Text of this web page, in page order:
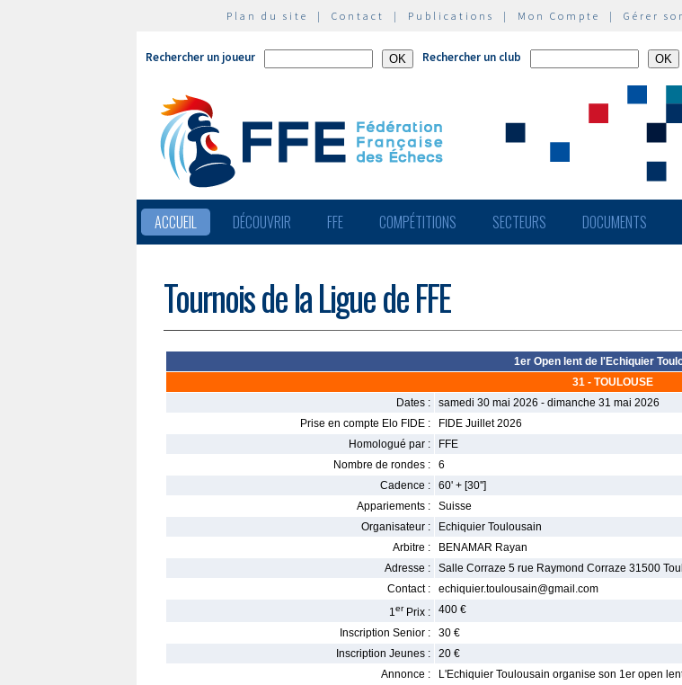
Plan du site | Contact | Publications | Mon Compte | Gérer
Rechercher un joueur Rechercher un club
ACCUEIL DÉCOUVRIR FFE COMPÉTITIONS SECTEURS DOCUMENTS
Tournois de la Ligue de FFE
1er Open lent de l'Echiquier
31 - TOULOUSE
Dates :
samedi 30 mai 2026 - dimanche 31 mai 2026
Prise en compte Elo FIDE :
FIDE Juillet 2026
Homologué par :
FFE
Nombre de rondes :
6
Cadence :
60' + [30'']
Appariements :
Suisse
Organisateur :
Echiquier Toulousain
Arbitre :
BENAMAR Rayan
Adresse :
Salle Corraze 5 rue Raymond Corraze 31500
Contact :
echiquier.toulousain@gmail.com
1er Prix :
400 €
Inscription Senior :
30 €
Inscription Jeunes :
20 €
Annonce :
L'Echiquier Toulousain organise son 1er open